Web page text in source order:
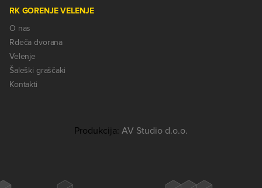
RK GORENJE VELENJE
O nas
Rdeča dvorana
Velenje
Šaleški graščaki
Kontakti
Produkcija: AV Studio d.o.o.